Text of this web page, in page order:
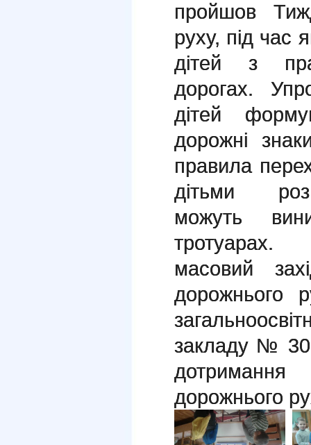
пройшов
руху, під час
дітей з
дорогах.
дітей
дорожні
правила
дітьми
можуть
тротуарах.
масовий
дорожнього
закладу №
дотримання
дорожнього